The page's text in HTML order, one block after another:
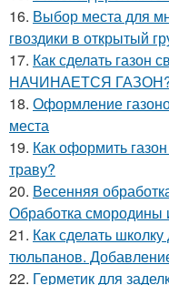
16. Выбор места для
гвоздики в открытый
17. Как сделать газон
НАЧИНАЕТСЯ
18. Оформление
места
19. Как оформить
траву?
20. Весенняя
Обработка смородины
21. Как сделать
тюльпанов.
22. Герметик для